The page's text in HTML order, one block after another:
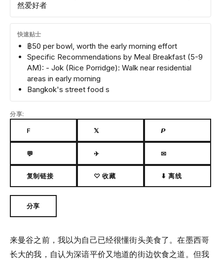
然爱好者
快速贴士
฿50 per bowl, worth the early morning effort
Specific Recommendations by Meal Breakfast (5-9
AM): - Jok (Rice Porridge): Walk near residential
areas in early morning
Bangkok's street food s
分享:
F 𝕏 𝙋
💬 ✈ ✉
复制链接 ♡ 收藏 ⬇ 离线
分享
来曼谷之前，我以为自己已经很懂街头美食了。在墨西哥
长大的我，自认为深谙平价又地道的街边饮食之道。但我